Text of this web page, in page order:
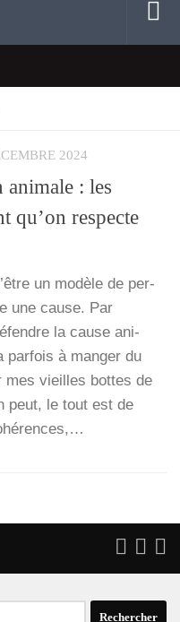
2024
: les
qu’on respecte
un modèle de per­
une cause. Par
la cause ani­
par­fois à man­ger du
mes vieilles bottes de
peut, le tout est de